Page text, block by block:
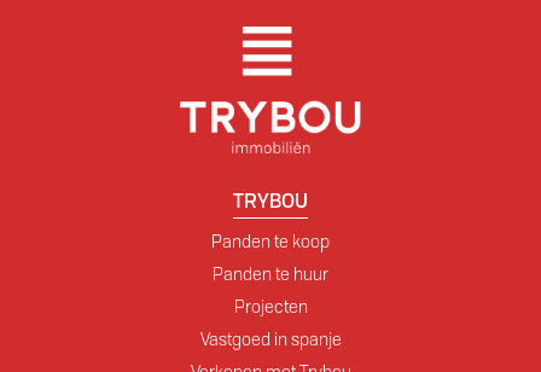
TRYBOU
Panden te koop
Panden te huur
Projecten
Vastgoed in spanje